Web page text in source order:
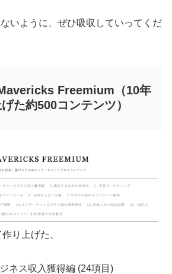
いように、ぜひ吸収していってくだ
Freemium（10年
た約500コンテンツ）
り上げた、
ネス収入獲得編 (24項目)